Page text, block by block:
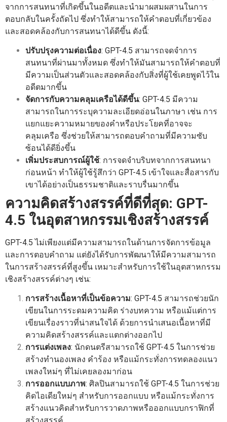
จากการสนทนาที่เกิดขึ้นในอดีตและนำมาผสมผสานในการ
ตอบกลับในครั้งถัดไป ซึ่งทำให้สามารถให้คำตอบที่เกี่ยวข้อง
และสอดคล้องกับการสนทนาได้ดีขึ้น ดังนี้:
ปรับปรุงความต่อเนื่อง: GPT-4.5 สามารถจดจำการ
สนทนาที่ผ่านมาทั้งหมด ซึ่งทำให้มันสามารถให้คำตอบที่
มีความเป็นส่วนตัวและสอดคล้องกับสิ่งที่ผู้ใช้เคยพูดไว้ใน
อดีตมากขึ้น
จัดการกับความคลุมเครือได้ดีขึ้น: GPT-4.5 มีความ
สามารถในการระบุความละเอียดอ่อนในภาษา เช่น การ
แยกแยะความหมายของคำหรือประโยคที่อาจจะ
คลุมเครือ ซึ่งช่วยให้สามารถตอบคำถามที่มีความซับ
ซ้อนได้ดียิ่งขึ้น
เพิ่มประสบการณ์ผู้ใช้: การจดจำบริบทจากการสนทนา
ก่อนหน้า ทำให้ผู้ใช้รู้สึกว่า GPT-4.5 เข้าใจและสื่อสารกับ
เขาได้อย่างเป็นธรรมชาติและราบรื่นมากขึ้น
ความคิดสร้างสรรค์ที่ดีที่สุด: GPT-
4.5 ในอุตสาหกรรมเชิงสร้างสรรค์
GPT-4.5 ไม่เพียงแต่มีความสามารถในด้านการจัดการข้อมูล
และการตอบคำถาม แต่ยังได้รับการพัฒนาให้มีความสามารถ
ในการสร้างสรรค์ที่สูงขึ้น เหมาะสำหรับการใช้ในอุตสาหกรรม
เชิงสร้างสรรค์ต่างๆ เช่น:
การสร้างเนื้อหาที่เป็นข้อความ: GPT-4.5 สามารถช่วยนัก
เขียนในการระดมความคิด ร่างบทความ หรือแม้แต่การ
เขียนเรื่องราวที่น่าสนใจได้ ด้วยการนำเสนอเนื้อหาที่มี
ความคิดสร้างสรรค์และแตกต่างออกไป
การแต่งเพลง: นักดนตรีสามารถใช้ GPT-4.5 ในการช่วย
สร้างทำนองเพลง คำร้อง หรือแม้กระทั่งการทดลองแนว
เพลงใหม่ๆ ที่ไม่เคยลองมาก่อน
การออกแบบภาพ: ศิลปินสามารถใช้ GPT-4.5 ในการช่วย
คิดไอเดียใหม่ๆ สำหรับการออกแบบ หรือแม้กระทั่งการ
สร้างแนวคิดสำหรับการวาดภาพหรือออกแบบกราฟิกที่